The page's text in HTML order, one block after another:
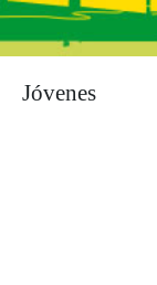
Jóvenes